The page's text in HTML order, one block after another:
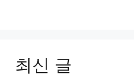
최신 글